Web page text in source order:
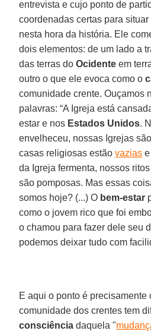
entrevista e cujo ponto de
coordenadas certas para
nesta hora da história. Ele
dois elementos: de um lado a
das terras doOcidente em
outro o que ele evoca como o
comunidade crente. Ouçamos
palavras: “A Igreja está
estar e nos Estados Unidos.
envelheceu, nossas Igrejas
casas religiosas estãovazias
da Igreja fermenta, nossos
são pomposas. Mas essas
somos hoje? (...) O bem-estar
como o jovem rico que foi
o chamou para fazer dele seu
podemos deixar tudo com
E aqui o ponto é precisamente
comunidade dos crentes tem
consciência daquela "